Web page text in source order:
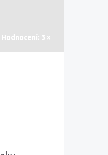
Hodnocení: 3 ×